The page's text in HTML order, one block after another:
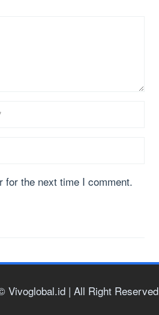
for the next time I comment.
Vivoglobal.id | All Right Reserved